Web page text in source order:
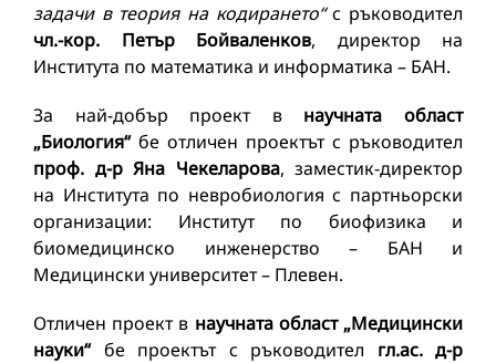
задачи в теория на кодирането“с ръководител
чл.-кор. Петър Бойваленков, директор на
Института по математика и информатика – БАН.
За най-добър проект в научната област
„Биология“бе отличен проектът с ръководител
проф. д-р Яна Чекеларова, заместик-директор
на Института по невробиология с партньорски
организации: Институт по биофизика и
биомедицинско инженерство – БАН и
Медицински университет – Плевен.
Отличен проект в научната област „Медицински
науки“бе проектът с ръководител гл.ас. д-р